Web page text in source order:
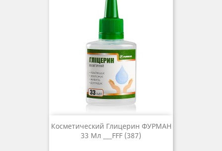
Косметический Глицерин ФУРМАН
33 Мл ___FFF (387)